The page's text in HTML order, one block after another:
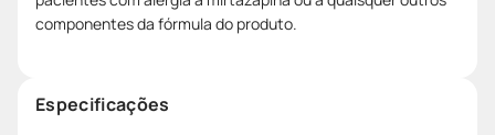
componentes da fórmula do produto.
Especificações